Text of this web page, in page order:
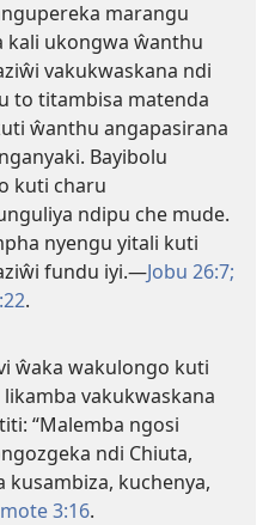
marangu
kali ukongwa ŵanthu
vakukwaskana ndi
to titambisa matenda
ŵanthu angapasirana
Bayibolu
kuti charu
ndipu che mude.
nyengu yitali kuti
fundu iyi.—Jobu 26:7;
.
ŵaka wakulongo kuti
vakukwaskana
“Malemba ngosi
ndi Chiuta,
kuchenya,
3:16.